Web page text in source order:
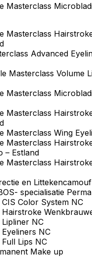
Masterclass
Masterclass
–
Advanced
Masterclass Volume
Masterclass
Masterclass
Masterclass Wing
Masterclass
– Estland
Masterclass
en
specialisatie
Color System NC
Hairstroke
NC
NC
Lips NC
Make up